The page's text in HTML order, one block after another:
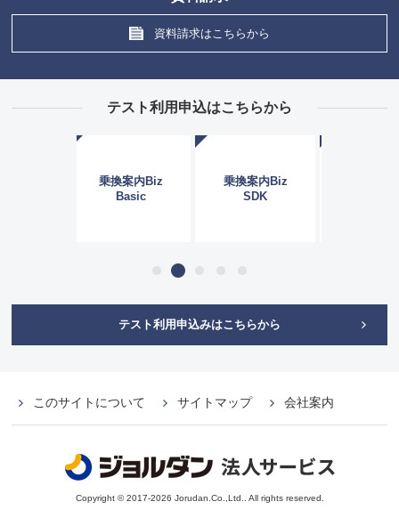
資料請求はこちらから
テスト利用申込はこちらから
乗換案内Biz
乗換案内Biz
乗換案内Biz
テスト利用申込みはこちらから
このサイトについて サイトマップ 会社案内
Copyright © 2017-2026 Jorudan.Co.,Ltd.. All rights reserved.